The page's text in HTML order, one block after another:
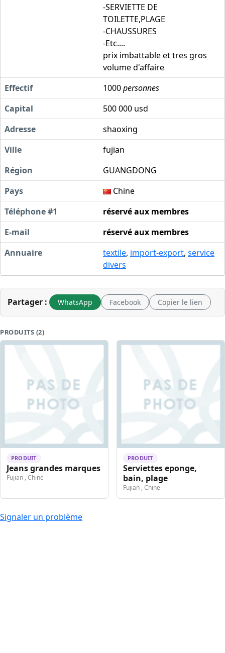
-SERVIETTE DE
TOILETTE,PLAGE
-CHAUSSURES
-Etc....
prix imbattable et tres gros
volume d'affaire
Effectif
1000personnes
Capital
500 000 usd
Adresse
shaoxing
Ville
fujian
Région
GUANGDONG
Pays
Chine
Téléphone #1
réservé aux membres
E-mail
réservé aux membres
Annuaire
textile, import-export, service
divers
Partager : WhatsApp Facebook Copier le lien
PRODUITS (2)
PRODUIT
Jeans grandes marques
Fujian , Chine
PRODUIT
Serviettes eponge,
bain, plage
Fujian , Chine
Signaler un problème